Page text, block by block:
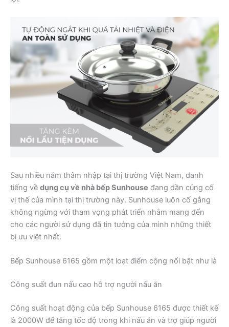
Sau nhiều năm thâm nhập tại thị trường Việt Nam, danh
tiếng về dụng cụ về nhà bếp Sunhouse đang dần củng cố
vị thế của mình tại thị trường này. Sunhouse luôn cố gắng
không ngừng với tham vọng phát triển nhằm mang đến
cho các người sử dụng đã tin tưởng của mình những thiết
bị ưu việt nhất.
Bếp Sunhouse 6165 gồm một loạt điểm cộng nổi bật như là
Công suất đun nấu cao hỗ trợ người nấu ăn
Công suất hoạt động của bếp Sunhouse 6165 được thiết kế
là 2000W để tăng tốc độ trong khi nấu ăn và trợ giúp người